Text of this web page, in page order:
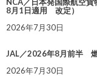
NCA／日本発国際航空
8月1日適用 改定）
2026年7月30日
JAL／2026年8月前半
2026年7月30日